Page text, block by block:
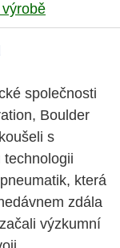
společnosti
Boulder
s
technologii
která
zdála
výzkumní